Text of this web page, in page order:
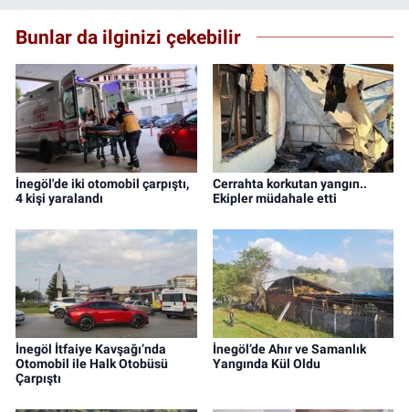
Bunlar da ilginizi çekebilir
İnegöl'de iki otomobil çarpıştı,
4 kişi yaralandı
Cerrahta korkutan yangın..
Ekipler müdahale etti
İnegöl İtfaiye Kavşağı’nda
Otomobil ile Halk Otobüsü
Çarpıştı
İnegöl’de Ahır ve Samanlık
Yangında Kül Oldu